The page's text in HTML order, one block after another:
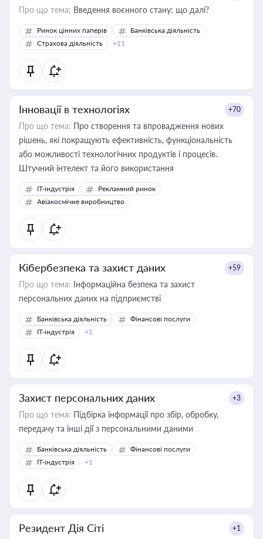
Про що тема: Введення воєнного стану: що далі?
Ринок цінних паперів
Банківська діяльність
Страхова діяльність
+11
Інновації в технологіях +70
Про що тема: Про створення та впровадження нових
рішень, які покращують ефективність, функціональність
або можливості технологічних продуктів і процесів.
Штучний інтелект та його використання
IT-індустрія
Рекламний ринок
Авіакосмічне виробництво
Кібербезпека та захист даних +59
Про що тема: Інформаційна безпека та захист
персональних даних на підприємстві
Банківська діяльність
Фінансові послуги
IT-індустрія
+1
Захист персональних даних +3
Про що тема: Підбірка інформації про збір, обробку,
передачу та інші дії з персональними даними
Банківська діяльність
Фінансові послуги
IT-індустрія
+1
Резидент Дія Сіті +1